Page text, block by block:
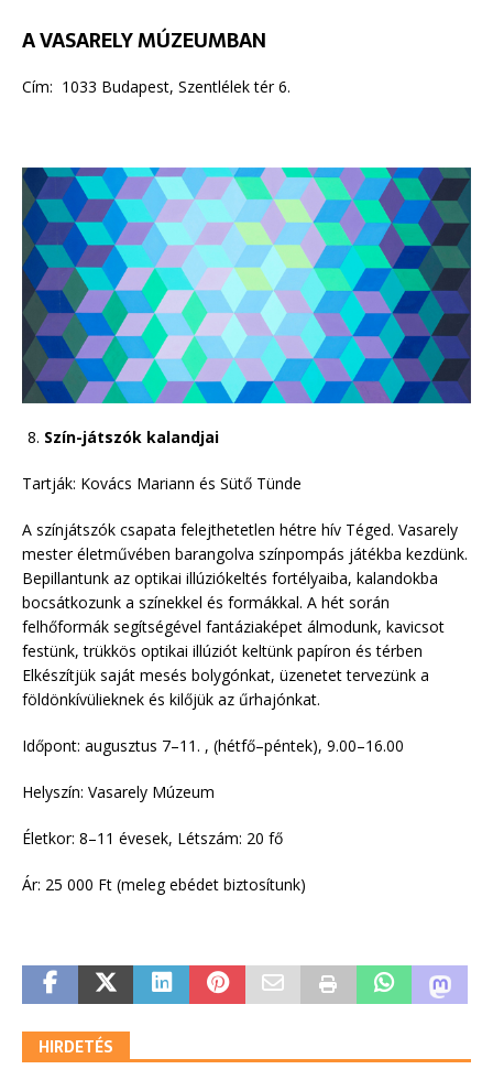
A VASARELY MÚZEUMBAN
Cím: 1033 Budapest, Szentlélek tér 6.
Szín-játszók kalandjai
Tartják: Kovács Mariann és Sütő Tünde
A színjátszók csapata felejthetetlen hétre hív Téged. Vasarely
mester életművében barangolva színpompás játékba kezdünk.
Bepillantunk az optikai illúziókeltés fortélyaiba, kalandokba
bocsátkozunk a színekkel és formákkal. A hét során
felhőformák segítségével fantáziaképet álmodunk, kavicsot
festünk, trükkös optikai illúziót keltünk papíron és térben
Elkészítjük saját mesés bolygónkat, üzenetet tervezünk a
földönkívülieknek és kilőjük az űrhajónkat.
Időpont: augusztus 7–11. , (hétfő–péntek), 9.00–16.00
Helyszín: Vasarely Múzeum
Életkor: 8–11 évesek, Létszám: 20 fő
Ár: 25 000 Ft (meleg ebédet biztosítunk)
HIRDETÉS